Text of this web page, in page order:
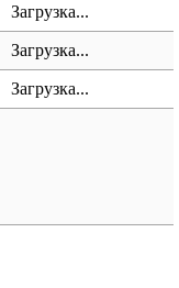
Загрузка...
Загрузка...
Загрузка...